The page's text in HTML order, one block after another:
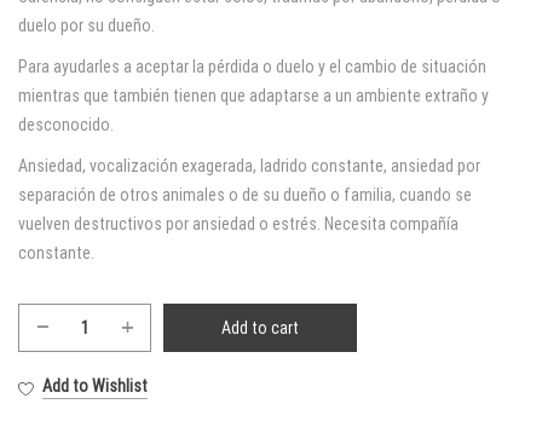
duelo por su dueño.
Para ayudarles a aceptar la pérdida o duelo y el cambio de situación
mientras que también tienen que adaptarse a un ambiente extraño y
desconocido.
Ansiedad, vocalización exagerada, ladrido constante, ansiedad por
separación de otros animales o de su dueño o familia, cuando se
vuelven destructivos por ansiedad o estrés. Necesita compañía
constante.
Apoyo
Add to cart
Add to Wishlist